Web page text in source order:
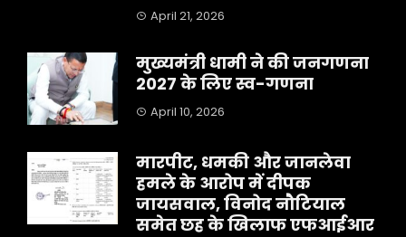
April 21, 2026
मुख्यमंत्री धामी ने की जनगणना
2027 के लिए स्व-गणना
April 10, 2026
मारपीट, धमकी और जानलेवा
हमले के आरोप में दीपक
जायसवाल, विनोद नौटियाल
समेत छह के खिलाफ एफआईआर